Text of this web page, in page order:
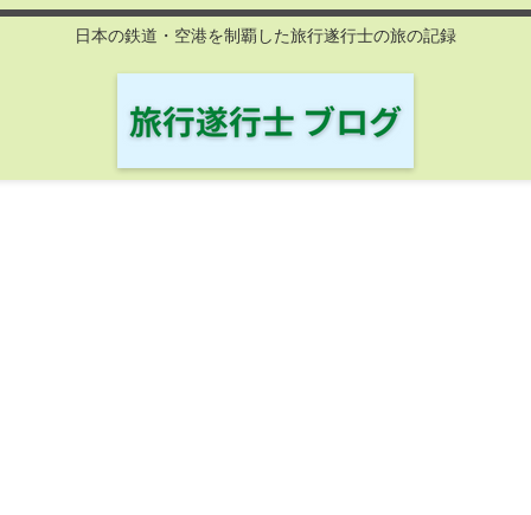
日本の鉄道・空港を制覇した旅行遂行士の旅の記録